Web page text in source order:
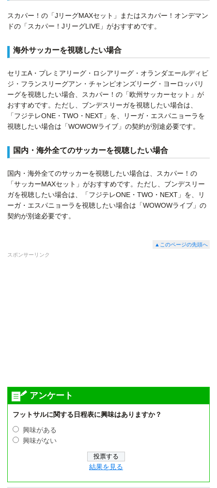
スカパー！の「JリーグMAXセット」またはスカパー！オンデマン
ドの「スカパー！JリーグLIVE」がおすすめです。
海外サッカーを視聴したい場合
セリエA・プレミアリーグ・ロシアリーグ・オランダエールディビ
ジ・フランスリーグアン・チャンピオンズリーグ・ヨーロッパリ
ーグを視聴したい場合、スカパー！の「欧州サッカーセット」が
おすすめです。ただし、ブンデスリーガを視聴したい場合は、
「フジテレONE・TWO・NEXT」を、リーガ・エスパニョーラを
視聴したい場合は「WOWOWライブ」の契約が別途必要です。
国内・海外全てのサッカーを視聴したい場合
国内・海外全てのサッカーを視聴したい場合は、スカパー！の
「サッカーMAXセット」がおすすめです。ただし、ブンデスリー
ガを視聴したい場合は、「フジテレONE・TWO・NEXT」を、リ
ーガ・エスパニョーラを視聴したい場合は「WOWOWライブ」の
契約が別途必要です。
▲このページの先頭へ
スポンサーリンク
アンケート
フットサルに関する日程表に興味はありますか？
興味がある
興味がない
結果を見る